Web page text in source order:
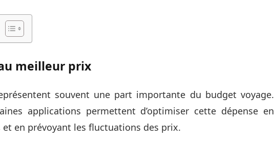
meilleur prix
souvent une part importante du budget voyage.
applications permettent d’optimiser cette dépense en
en prévoyant les fluctuations des prix.